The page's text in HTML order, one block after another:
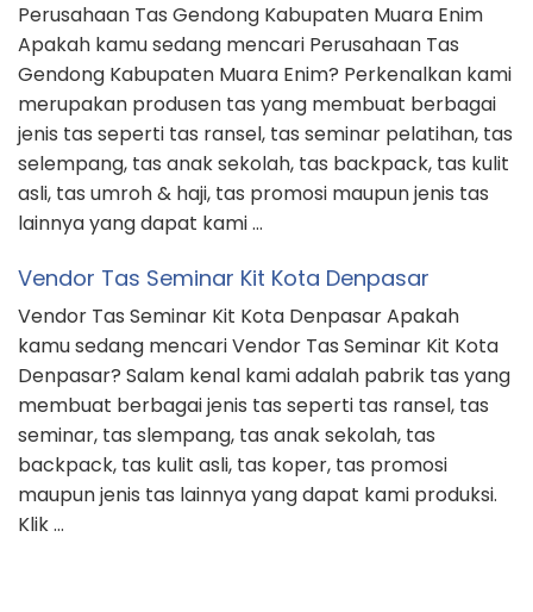
Perusahaan Tas Gendong Kabupaten Muara Enim
Apakah kamu sedang mencari Perusahaan Tas
Gendong Kabupaten Muara Enim? Perkenalkan kami
merupakan produsen tas yang membuat berbagai
jenis tas seperti tas ransel, tas seminar pelatihan, tas
selempang, tas anak sekolah, tas backpack, tas kulit
asli, tas umroh & haji, tas promosi maupun jenis tas
lainnya yang dapat kami …
Vendor Tas Seminar Kit Kota Denpasar
Vendor Tas Seminar Kit Kota Denpasar Apakah
kamu sedang mencari Vendor Tas Seminar Kit Kota
Denpasar? Salam kenal kami adalah pabrik tas yang
membuat berbagai jenis tas seperti tas ransel, tas
seminar, tas slempang, tas anak sekolah, tas
backpack, tas kulit asli, tas koper, tas promosi
maupun jenis tas lainnya yang dapat kami produksi.
Klik …